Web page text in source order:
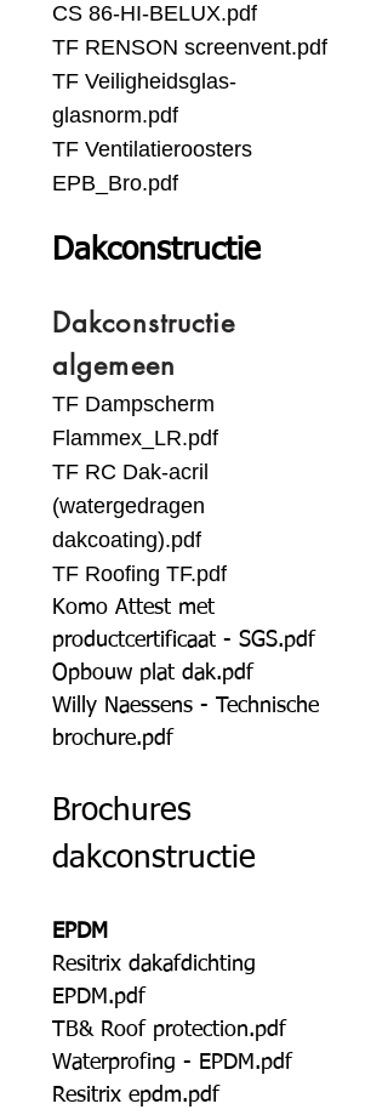
CS 86-HI-BELUX.pdf
TF RENSON screenvent.pdf
TF Veiligheidsglas-
glasnorm.pdf
TF Ventilatieroosters
EPB_Bro.pdf
Dakconstructie
Dakconstructie
algemeen
TF Dampscherm
Flammex_LR.pdf
TF RC Dak-acril
(watergedragen
dakcoating).pdf
TF Roofing TF.pdf
Komo Attest met
productcertificaat - SGS.pdf
Opbouw plat dak.pdf
Willy Naessens - Technische
brochure.pdf
Brochures
dakconstructie
EPDM
Resitrix dakafdichting
EPDM.pdf
TB& Roof protection.pdf
Waterprofing - EPDM.pdf
Resitrix epdm.pdf